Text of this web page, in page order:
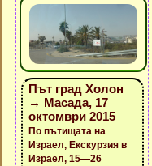
Път град Холон
→ Масада, 17
октомври 2015
По пътищата на
Израел, Екскурзия в
Израел, 15—26